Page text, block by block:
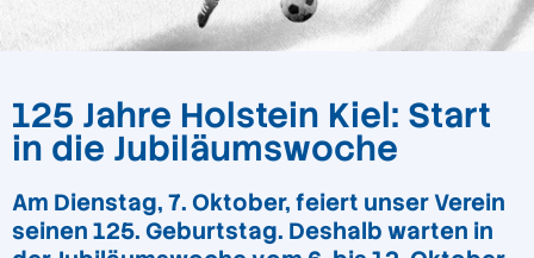
125 Jahre Holstein Kiel: Start
in die Jubiläumswoche
Am Dienstag, 7. Oktober, feiert unser Verein
seinen 125. Geburtstag. Deshalb warten in